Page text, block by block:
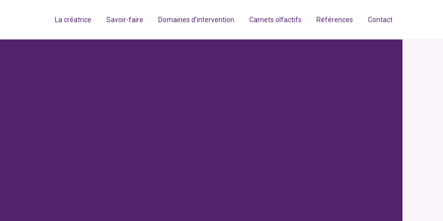
La créatrice Savoir-faire Domaines d’intervention Carnets olfactifs Références Contact